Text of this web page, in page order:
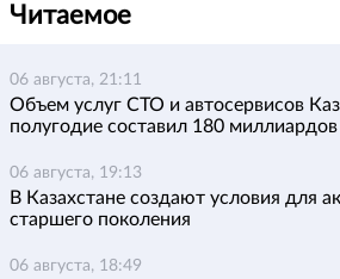
Читаемое
06 августа, 21:11
Объем услуг СТО и автосервисов
полугодие составил 180 миллиардов
06 августа, 19:13
В Казахстане создают условия для
старшего поколения
06 августа, 18:49